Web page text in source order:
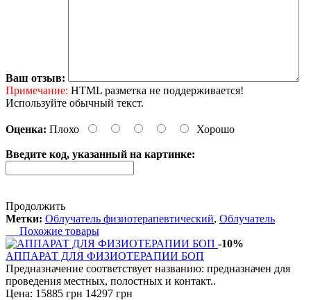
Ваш отзыв:
Примечание: HTML разметка не поддерживается!
Используйте обычный текст.
Оценка: Плохо Хорошо
Введите код, указанный на картинке:
Продолжить
Метки: Облучатель физиотерапевтический, Облучатель
Похожие товары
-10%
АППАРАТ ДЛЯ ФИЗИОТЕРАПИИ БОП
Предназначение соответствует названию: предназначен для
проведения местных, полостных и контакт..
Цена: 15885 грн 14297 грн